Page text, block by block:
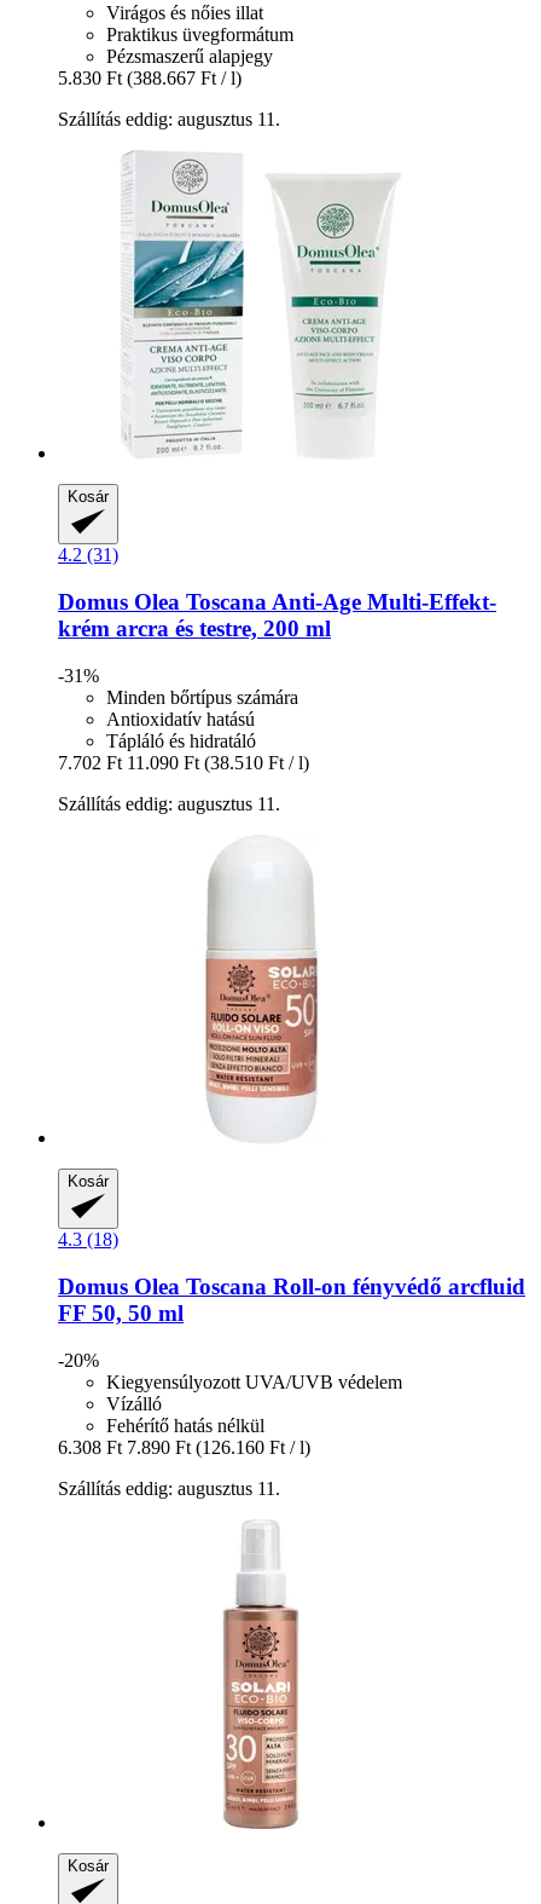
Virágos és nőies illat
Praktikus üvegformátum
Pézsmaszerű alapjegy
5.830 Ft (388.667 Ft / l)
Szállítás eddig: augusztus 11.
Kosár
4.2 (31)
Domus Olea Toscana Anti-​Age Multi-​Effekt-​
krém arcra és testre, 200 ml
-31%
Minden bőrtípus számára
Antioxidatív hatású
Tápláló és hidratáló
7.702 Ft 11.090 Ft (38.510 Ft / l)
Szállítás eddig: augusztus 11.
Kosár
4.3 (18)
Domus Olea Toscana Roll-​on fényvédő arcfluid
FF 50, 50 ml
-20%
Kiegyensúlyozott UVA/UVB védelem
Vízálló
Fehérítő hatás nélkül
6.308 Ft 7.890 Ft (126.160 Ft / l)
Szállítás eddig: augusztus 11.
Kosár